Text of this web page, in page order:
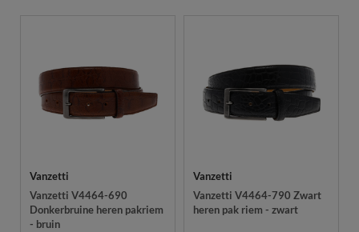
Vanzetti
Vanzetti V4464-690
Donkerbruine heren pakriem
- bruin
Vanzetti
Vanzetti V4464-790 Zwart
heren pak riem - zwart